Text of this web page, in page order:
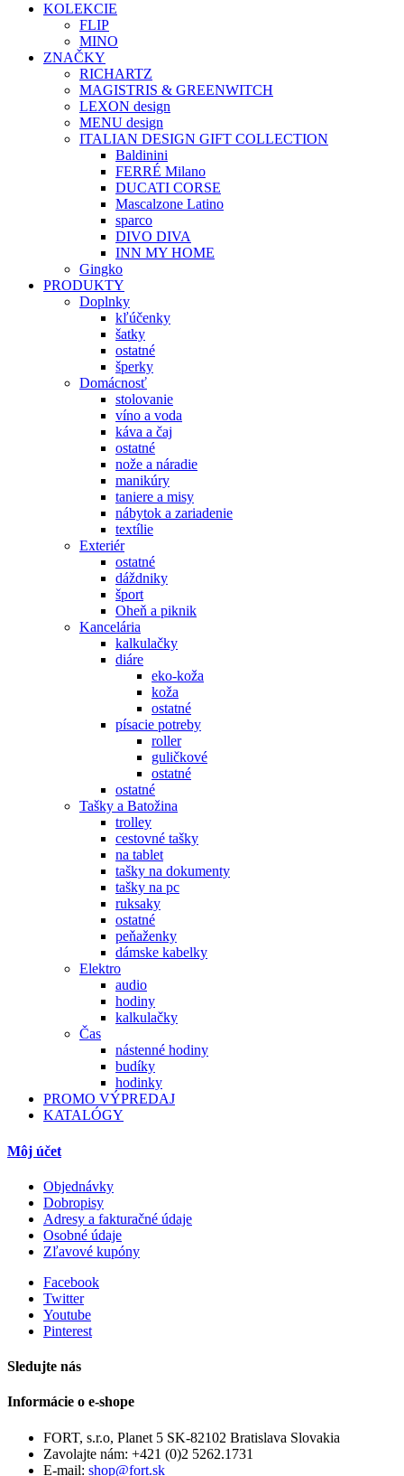
KOLEKCIE
FLIP
MINO
ZNAČKY
RICHARTZ
MAGISTRIS & GREENWITCH
LEXON design
MENU design
ITALIAN DESIGN GIFT COLLECTION
Baldinini
FERRÉ Milano
DUCATI CORSE
Mascalzone Latino
sparco
DIVO DIVA
INN MY HOME
Gingko
PRODUKTY
Doplnky
kľúčenky
šatky
ostatné
šperky
Domácnosť
stolovanie
víno a voda
káva a čaj
ostatné
nože a náradie
manikúry
taniere a misy
nábytok a zariadenie
textílie
Exteriér
ostatné
dáždniky
šport
Oheň a piknik
Kancelária
kalkulačky
diáre
eko-koža
koža
ostatné
písacie potreby
roller
guličkové
ostatné
ostatné
Tašky a Batožina
trolley
cestovné tašky
na tablet
tašky na dokumenty
tašky na pc
ruksaky
ostatné
peňaženky
dámske kabelky
Elektro
audio
hodiny
kalkulačky
Čas
nástenné hodiny
budíky
hodinky
PROMO VÝPREDAJ
KATALÓGY
Môj účet
Objednávky
Dobropisy
Adresy a fakturačné údaje
Osobné údaje
Zľavové kupóny
Facebook
Twitter
Youtube
Pinterest
Sledujte nás
Informácie o e-shope
FORT, s.r.o, Planet 5 SK-82102 Bratislava Slovakia
Zavolajte nám: +421 (0)2 5262.1731
E-mail: shop@fort.sk